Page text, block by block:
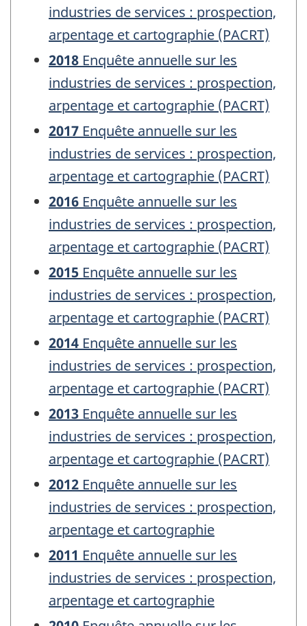
industries de services : prospection,
arpentage et cartographie (PACRT)
2018 Enquête annuelle sur les
industries de services : prospection,
arpentage et cartographie (PACRT)
2017 Enquête annuelle sur les
industries de services : prospection,
arpentage et cartographie (PACRT)
2016 Enquête annuelle sur les
industries de services : prospection,
arpentage et cartographie (PACRT)
2015 Enquête annuelle sur les
industries de services : prospection,
arpentage et cartographie (PACRT)
2014 Enquête annuelle sur les
industries de services : prospection,
arpentage et cartographie (PACRT)
2013 Enquête annuelle sur les
industries de services : prospection,
arpentage et cartographie (PACRT)
2012 Enquête annuelle sur les
industries de services : prospection,
arpentage et cartographie
2011 Enquête annuelle sur les
industries de services : prospection,
arpentage et cartographie